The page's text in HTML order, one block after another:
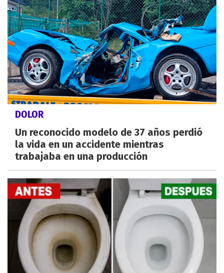
DOLOR
Un reconocido modelo de 37 años perdió
la vida en un accidente mientras
trabajaba en una producción